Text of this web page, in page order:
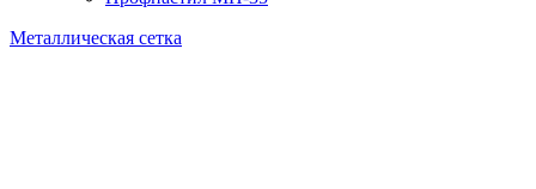
Металлическая сетка